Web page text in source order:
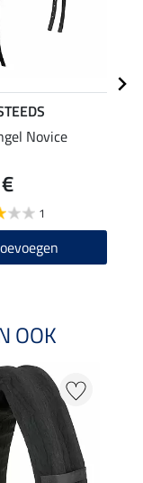
Novice
1
OOK